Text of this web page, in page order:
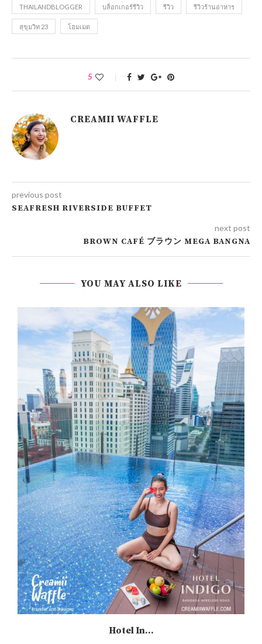
THAILANDBLOGGER บล็อกเกอร์รีวิว รีวิว รีวิวร้านอาหาร
สุขุมวิท 23 โฮมเมด
5
CREAMII WAFFLE
previous post
SEAFRESH RIVERSIDE BUFFET
next post
BROWN CAFÉ ブラウン MEGA BANGNA
YOU MAY ALSO LIKE
Hotel In...